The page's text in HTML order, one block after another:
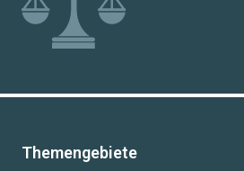
Themengebiete